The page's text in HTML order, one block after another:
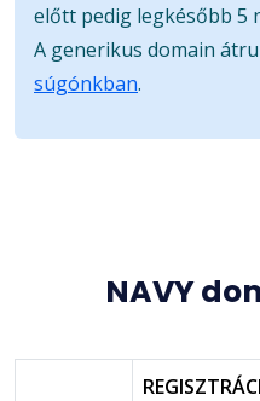
előtt pedig legkésőbb 5
A generikus domain
súgónkban.
NAVY